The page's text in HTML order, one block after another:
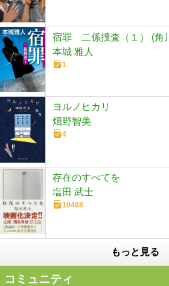
宿罪 二係捜査（１） (角
本城 雅人
1
ヨルノヒカリ
畑野智美
4
存在のすべてを
塩田 武士
10488
もっと見る
コミュニティ